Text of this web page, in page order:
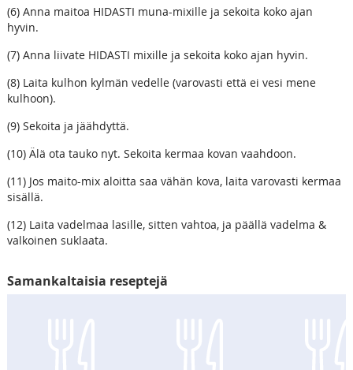
(6) Anna maitoa HIDASTI muna-mixille ja sekoita koko ajan
hyvin.
(7) Anna liivate HIDASTI mixille ja sekoita koko ajan hyvin.
(8) Laita kulhon kylmän vedelle (varovasti että ei vesi mene
kulhoon).
(9) Sekoita ja jäähdyttä.
(10) Älä ota tauko nyt. Sekoita kermaa kovan vaahdoon.
(11) Jos maito-mix aloitta saa vähän kova, laita varovasti kermaa
sisällä.
(12) Laita vadelmaa lasille, sitten vahtoa, ja päällä vadelma &
valkoinen suklaata.
Samankaltaisia reseptejä